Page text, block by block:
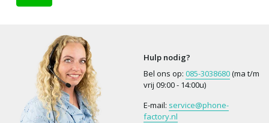
Hulp nodig?
Bel ons op: 085-3038680(ma t/m
vrij 09:00 - 14:00u)
E-mail: service@phone-
factory.nl